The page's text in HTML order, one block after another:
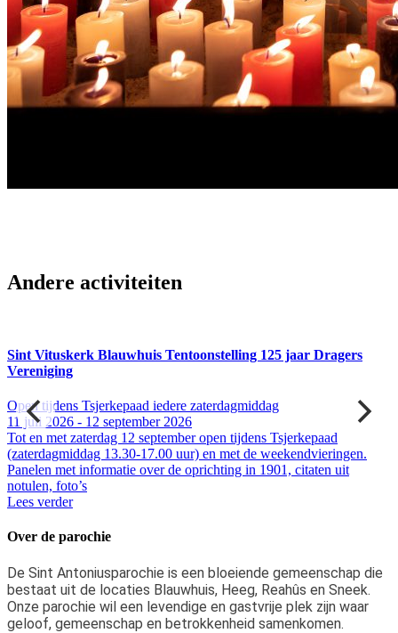
Andere activiteiten
Sint Vituskerk Blauwhuis Tentoonstelling 125 jaar Dragers
Vereniging
Open tijdens Tsjerkepaad iedere zaterdagmiddag
11 juli 2026 - 12 september 2026
Tot en met zaterdag 12 september open tijdens Tsjerkepaad
(zaterdagmiddag 13.30-17.00 uur) en met de weekendvieringen.
Panelen met informatie over de oprichting in 1901, citaten uit
notulen, foto’s
Lees verder
Over de parochie
De Sint Antoniusparochie is een bloeiende gemeenschap die
bestaat uit de locaties Blauwhuis, Heeg, Reahûs en Sneek.
Onze parochie wil een levendige en gastvrije plek zijn waar
geloof, gemeenschap en betrokkenheid samenkomen.